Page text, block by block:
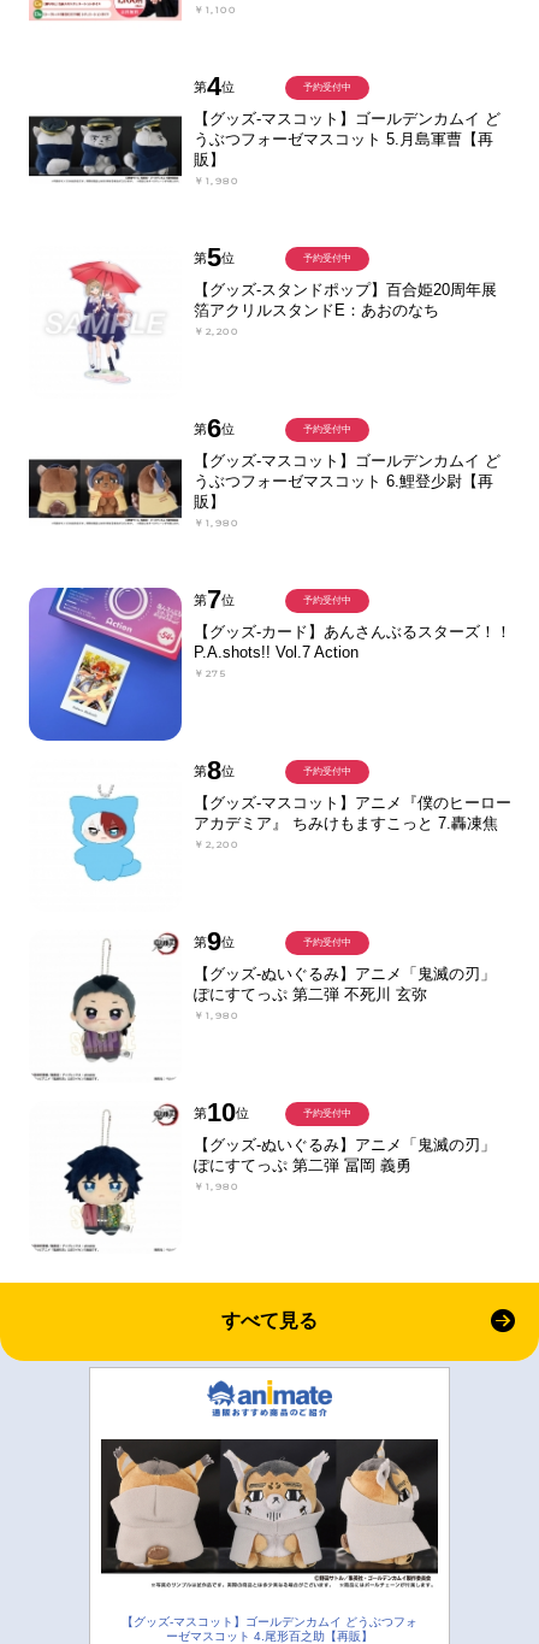
￥1,100
第4位
【グッズ-マスコット】ゴールデンカムイ ど
うぶつフォーゼマスコット 5.月島軍曹【再
販】
￥1,980
予約受付中
第5位
【グッズ-スタンドポップ】百合姫20周年展
箔アクリルスタンドE：あおのなち
￥2,200
予約受付中
第6位
【グッズ-マスコット】ゴールデンカムイ ど
うぶつフォーゼマスコット 6.鯉登少尉【再
販】
￥1,980
予約受付中
第7位
【グッズ-カード】あんさんぶるスターズ！！
P.A.shots!! Vol.7 Action
￥275
予約受付中
第8位
【グッズ-マスコット】アニメ『僕のヒーロー
アカデミア』 ちみけもますこっと 7.轟凍焦
￥2,200
予約受付中
第9位
【グッズ-ぬいぐるみ】アニメ「鬼滅の刃」
ぽにすてっぷ 第二弾 不死川 玄弥
￥1,980
予約受付中
第10位
【グッズ-ぬいぐるみ】アニメ「鬼滅の刃」
ぽにすてっぷ 第二弾 冨岡 義勇
￥1,980
予約受付中
すべて見る
【グッズ-マスコット】ゴールデンカムイ どうぶつフォ
ーゼマスコット 4.尾形百之助【再販】